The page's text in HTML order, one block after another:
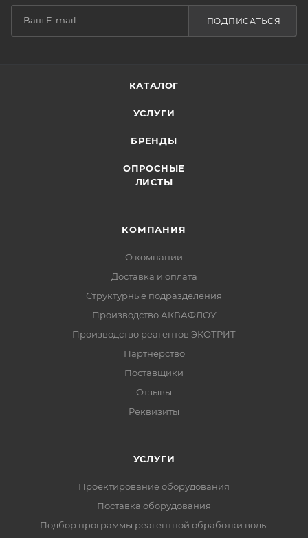
ПОДПИСАТЬСЯ
КАТАЛОГ
УСЛУГИ
БРЕНДЫ
ОПРОСНЫЕ
ЛИСТЫ
КОМПАНИЯ
О компании
Доставка и оплата
Структурные подразделения
Производство АКВАФЛОУ
Производство реагентов ЭКОТРИТ
Партнерство
Поставщики
Отзывы
Реквизиты
УСЛУГИ
Проектирование оборудования
Поставка оборудования
Подбор программы реагентной обработки воды